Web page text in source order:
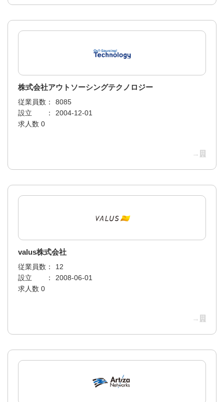
株式会社アウトソーシングテクノロジー
従業員数：
8085
設立 ：
2004-12-01
求人数 0
→
valus株式会社
従業員数：
12
設立 ：
2008-06-01
求人数 0
→